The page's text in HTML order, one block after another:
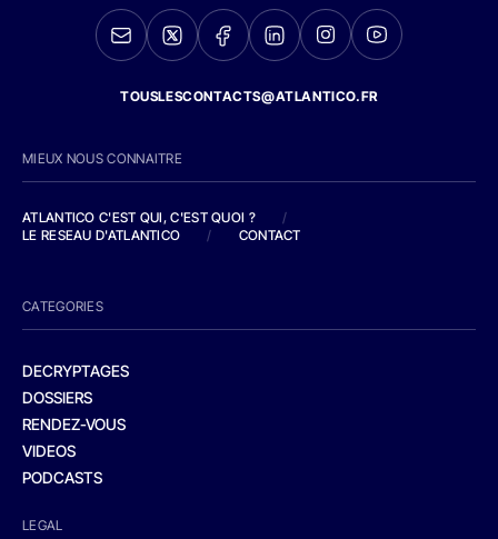
TOUSLESCONTACTS@ATLANTICO.FR
MIEUX NOUS CONNAITRE
ATLANTICO C'EST QUI, C'EST QUOI ?
/
LE RESEAU D'ATLANTICO
/ CONTACT
CATEGORIES
DECRYPTAGES
DOSSIERS
RENDEZ-VOUS
VIDEOS
PODCASTS
LEGAL